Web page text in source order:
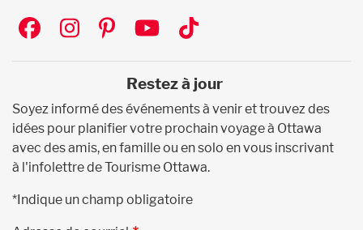
Social
Restez à jour
Soyez informé des événements à venir et trouvez des
idées pour planifier votre prochain voyage à Ottawa
avec des amis, en famille ou en solo en vous inscrivant
à l'infolettre de Tourisme Ottawa.
*Indique un champ obligatoire